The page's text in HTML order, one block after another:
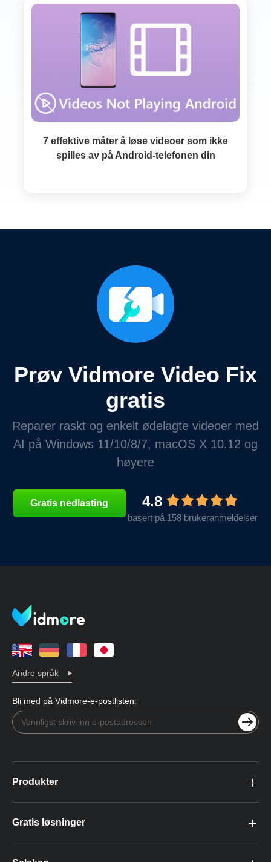
7 effektive måter å løse videoer som ikke
spilles av på Android-telefonen din
Prøv Vidmore Video Fix
gratis
Reparer raskt og enkelt ødelagte videoer med
AI på Windows 11/10/8/7, macOS X 10.12 og
høyere
Gratis nedlasting 4.8
basert på 158 brukeranmeldelser
Andre språk
Bli med på Vidmore-e-postlisten:
Produkter
Gratis løsninger